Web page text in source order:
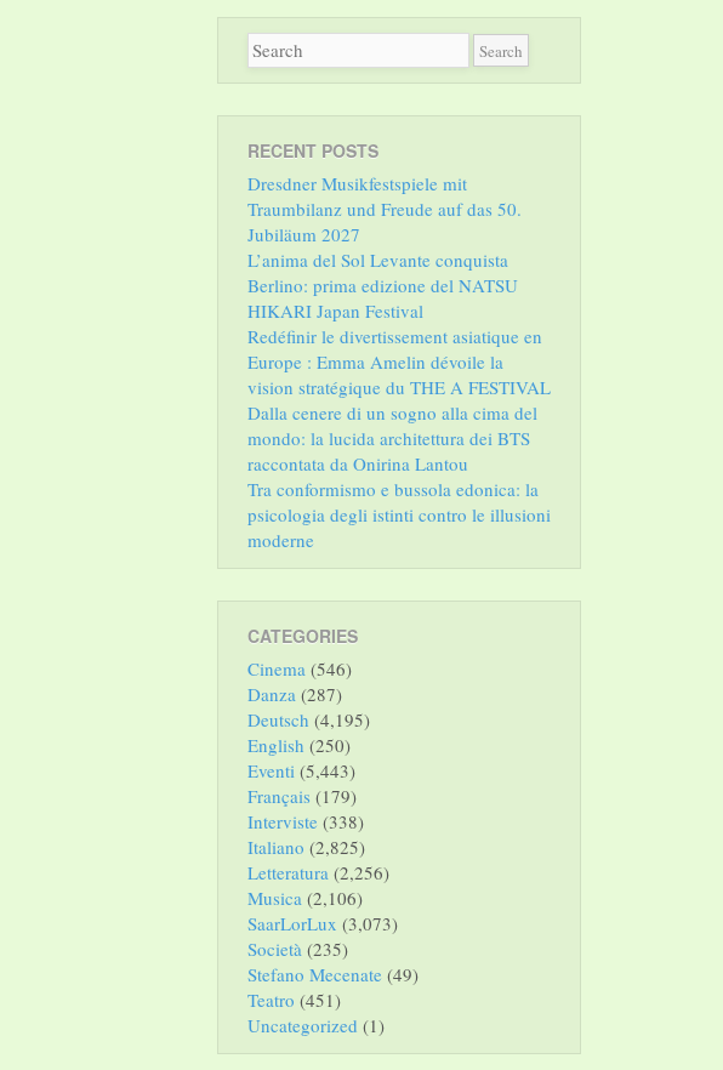
RECENT POSTS
Dresdner Musikfestspiele mit
Traumbilanz und Freude auf das 50.
Jubiläum 2027
L’anima del Sol Levante conquista
Berlino: prima edizione del NATSU
HIKARI Japan Festival
Redéfinir le divertissement asiatique en
Europe : Emma Amelin dévoile la
vision stratégique du THE A FESTIVAL
Dalla cenere di un sogno alla cima del
mondo: la lucida architettura dei BTS
raccontata da Onirina Lantou
Tra conformismo e bussola edonica: la
psicologia degli istinti contro le illusioni
moderne
CATEGORIES
Cinema (546)
Danza (287)
Deutsch (4,195)
English (250)
Eventi (5,443)
Français (179)
Interviste (338)
Italiano (2,825)
Letteratura (2,256)
Musica (2,106)
SaarLorLux (3,073)
Società (235)
Stefano Mecenate (49)
Teatro (451)
Uncategorized (1)